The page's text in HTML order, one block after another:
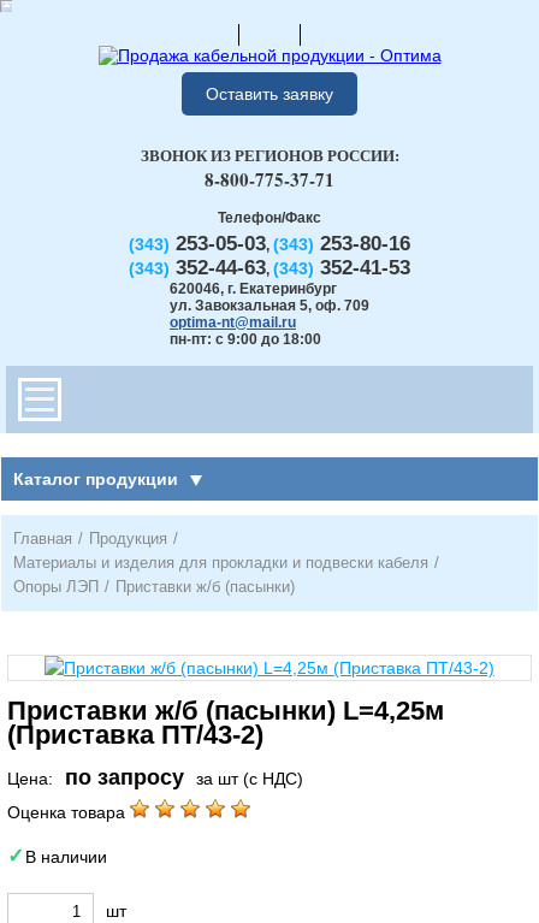
Оставить заявку
Телефон/Факс
(343) 253-05-03, (343) 253-80-16
(343) 352-44-63, (343) 352-41-53
620046, г. Екатеринбург
ул. Завокзальная 5, оф. 709
optima-nt@mail.ru
пн-пт: с 9:00 до 18:00
ЗВОНОК ИЗ РЕГИОНОВ РОССИИ:
8-800-775-37-71
Каталог продукции
Главная / Продукция /
Материалы и изделия для прокладки и подвески кабеля /
Опоры ЛЭП / Приставки ж/б (пасынки)
Приставки ж/б (пасынки) L=4,25м
(Приставка ПТ/43-2)
Цена: по запросу
за шт (с НДС)
Оценка товара
В наличии
шт